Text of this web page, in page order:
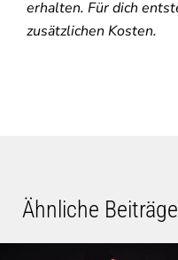
erhalten. Für dich
zusätzlichen Kosten.
Ähnliche Beiträge